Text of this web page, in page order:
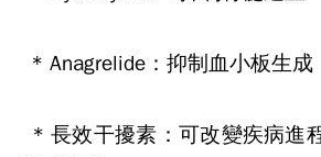
* Anagrelide ：抑制血小板生成
* 長效干擾素：可改變疾病進